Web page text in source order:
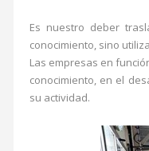
Es nuestro deber
conocimiento, sino
Las empresas en
conocimiento, en el
su actividad.